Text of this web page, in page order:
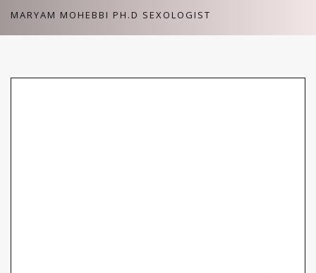
SkipMARYAM MOHEBBI PH.D SEXOLOGIST